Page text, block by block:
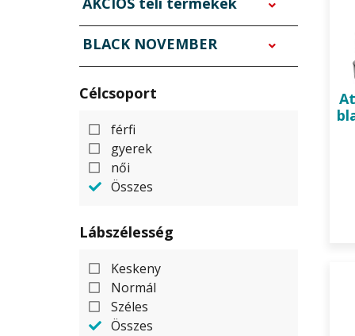
BLACK NOVEMBER
Célcsoport
férfi
gyerek
női
Összes
Lábszélesség
Keskeny
Normál
Széles
Összes